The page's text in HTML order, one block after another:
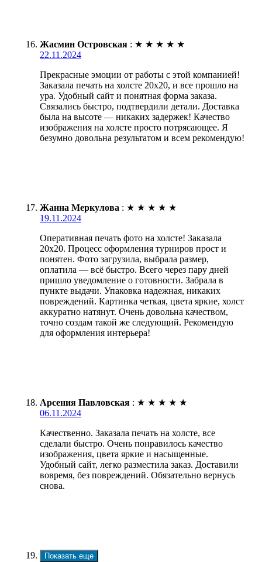
Жасмин Островская : ★ ★ ★ ★ ★
22.11.2024
Прекрасные эмоции от работы с этой компанией!
Заказала печать на холсте 20х20, и все прошло на
ура. Удобный сайт и понятная форма заказа.
Связались быстро, подтвердили детали. Доставка
была на высоте — никаких задержек! Качество
изображения на холсте просто потрясающее. Я
безумно довольна результатом и всем рекомендую!
Жанна Меркулова : ★ ★ ★ ★ ★
19.11.2024
Оперативная печать фото на холсте! Заказала
20х20. Процесс оформления турниров прост и
понятен. Фото загрузила, выбрала размер,
оплатила — всё быстро. Всего через пару дней
пришло уведомление о готовности. Забрала в
пункте выдачи. Упаковка надежная, никаких
повреждений. Картинка четкая, цвета яркие, холст
аккуратно натянут. Очень довольна качеством,
точно создам такой же следующий. Рекомендую
для оформления интерьера!
Арсения Павловская : ★ ★ ★ ★ ★
06.11.2024
Качественно. Заказала печать на холсте, все
сделали быстро. Очень понравилось качество
изображения, цвета яркие и насыщенные.
Удобный сайт, легко разместила заказ. Доставили
вовремя, без повреждений. Обязательно вернусь
снова.
Показать еще